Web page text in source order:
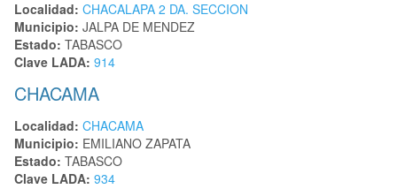
Localidad: CHACALAPA 2 DA. SECCION
Municipio: JALPA DE MENDEZ
Estado: TABASCO
Clave LADA: 914
CHACAMA
Localidad: CHACAMA
Municipio: EMILIANO ZAPATA
Estado: TABASCO
Clave LADA: 934